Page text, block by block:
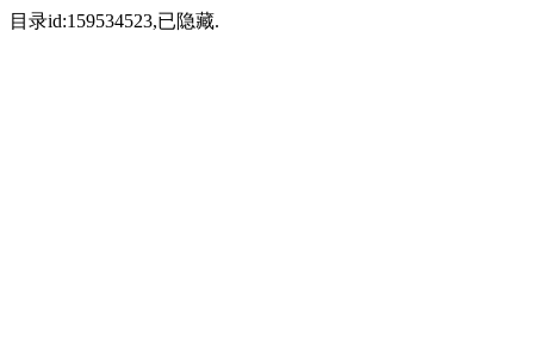
目录id:159534523,已隐藏.